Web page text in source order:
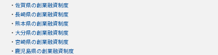
・ 佐賀県の創業融資制度
・ 長崎県の創業融資制度
・ 熊本県の創業融資制度
・ 大分県の創業融資制度
・ 宮崎県の創業融資制度
・ 鹿児島県の創業融資制度